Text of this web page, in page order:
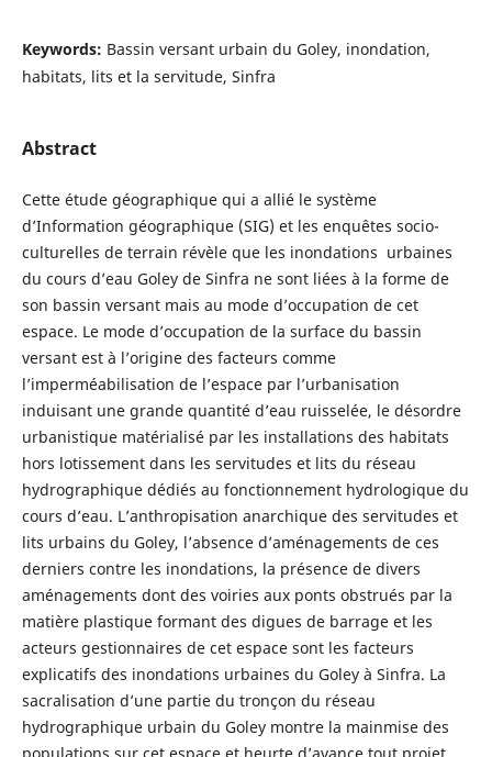
Keywords: Bassin versant urbain du Goley, inondation,
habitats, lits et la servitude, Sinfra
Abstract
Cette étude géographique qui a allié le système
d’Information géographique (SIG) et les enquêtes socio-
culturelles de terrain révèle que les inondations urbaines
du cours d’eau Goley de Sinfra ne sont liées à la forme de
son bassin versant mais au mode d’occupation de cet
espace. Le mode d’occupation de la surface du bassin
versant est à l’origine des facteurs comme
l’imperméabilisation de l’espace par l’urbanisation
induisant une grande quantité d’eau ruisselée, le désordre
urbanistique matérialisé par les installations des habitats
hors lotissement dans les servitudes et lits du réseau
hydrographique dédiés au fonctionnement hydrologique du
cours d’eau. L’anthropisation anarchique des servitudes et
lits urbains du Goley, l’absence d’aménagements de ces
derniers contre les inondations, la présence de divers
aménagements dont des voiries aux ponts obstrués par la
matière plastique formant des digues de barrage et les
acteurs gestionnaires de cet espace sont les facteurs
explicatifs des inondations urbaines du Goley à Sinfra. La
sacralisation d’une partie du tronçon du réseau
hydrographique urbain du Goley montre la mainmise des